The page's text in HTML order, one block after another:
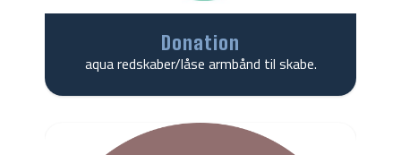
Donation
aqua redskaber/låse armbånd til skabe.